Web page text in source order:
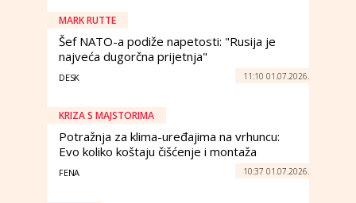
MARK RUTTE
Šef NATO-a podiže napetosti: "Rusija je
najveća dugorčna prijetnja"
DESK 11:10 01.07.2026.
KRIZA S MAJSTORIMA
Potražnja za klima-uređajima na vrhuncu:
Evo koliko koštaju čišćenje i montaža
FENA 10:37 01.07.2026.